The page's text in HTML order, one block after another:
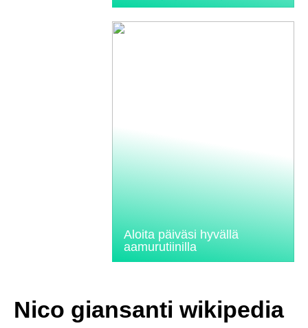
Aloita päiväsi hyvällä
aamurutiinilla
Nico giansanti wikipedia